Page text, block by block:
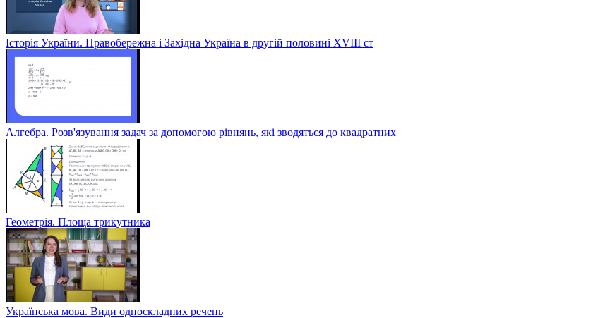
Історія України. Правобережна і Західна Україна в другій половині XVIII ст
Алгебра. Розв'язування задач за допомогою рівнянь, які зводяться до квадратних
Геометрія. Площа трикутника
Українська мова. Види односкладних речень